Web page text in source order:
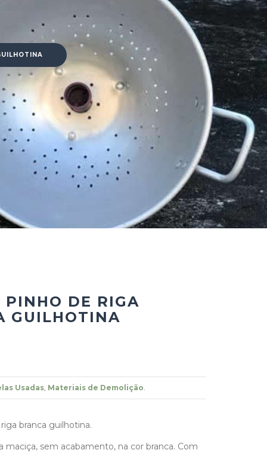
PINHO DE RIGA
GUILHOTINA
Usadas, Materiais de Demolição.
branca guilhotina.
maciça, sem acabamento, na cor branca. Com